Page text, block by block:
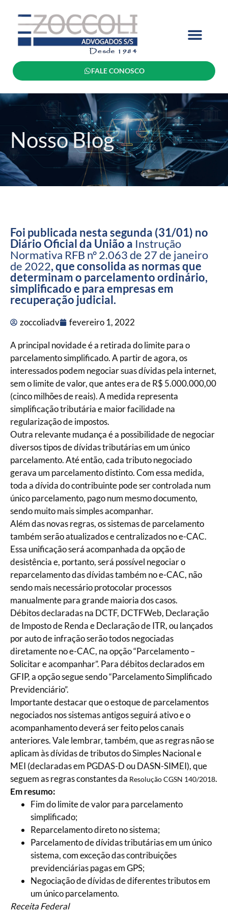
FALE CONOSCO
Nosso Blog
Foi publicada nesta segunda (31/01) no
Diário Oficial da União a Instrução
Normativa RFB nº 2.063 de 27 de janeiro
de 2022, que consolida as normas que
determinam o parcelamento ordinário,
simplificado e para empresas em
recuperação judicial.
zoccoliadv fevereiro 1, 2022
A principal novidade é a retirada do limite para o
parcelamento simplificado. A partir de agora, os
interessados podem negociar suas dívidas pela internet,
sem o limite de valor, que antes era de R$ 5.000.000,00
(cinco milhões de reais). A medida representa
simplificação tributária e maior facilidade na
regularização de impostos.
Outra relevante mudança é a possibilidade de negociar
diversos tipos de dívidas tributárias em um único
parcelamento. Até então, cada tributo negociado
gerava um parcelamento distinto. Com essa medida,
toda a dívida do contribuinte pode ser controlada num
único parcelamento, pago num mesmo documento,
sendo muito mais simples acompanhar.
Além das novas regras, os sistemas de parcelamento
também serão atualizados e centralizados no e-CAC.
Essa unificação será acompanhada da opção de
desistência e, portanto, será possível negociar o
reparcelamento das dívidas também no e-CAC, não
sendo mais necessário protocolar processos
manualmente para grande maioria dos casos.
Débitos declaradas na DCTF, DCTFWeb, Declaração
de Imposto de Renda e Declaração de ITR, ou lançados
por auto de infração serão todos negociadas
diretamente no e-CAC, na opção “Parcelamento –
Solicitar e acompanhar”. Para débitos declarados em
GFIP, a opção segue sendo “Parcelamento Simplificado
Previdenciário”.
Importante destacar que o estoque de parcelamentos
negociados nos sistemas antigos seguirá ativo e o
acompanhamento deverá ser feito pelos canais
anteriores. Vale lembrar, também, que as regras não se
aplicam às dívidas de tributos do Simples Nacional e
MEI (declaradas em PGDAS-D ou DASN-SIMEI), que
seguem as regras constantes da Resolução CGSN 140/2018.
Em resumo:
Fim do limite de valor para parcelamento
simplificado;
Reparcelamento direto no sistema;
Parcelamento de dívidas tributárias em um único
sistema, com exceção das contribuições
previdenciárias pagas em GPS;
Negociação de dívidas de diferentes tributos em
um único parcelamento.
Receita Federal